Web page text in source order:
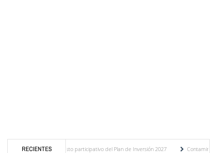
RECIENTES
del presupuesto participativo del Plan de Inversión 2027
Contaminación y